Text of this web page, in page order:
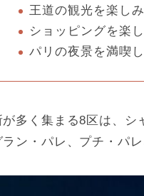
王道の観光を楽し
ショッピングを楽
パリの夜景を満喫
多く集まる8区は、シ
ン・パレ、プチ・パ